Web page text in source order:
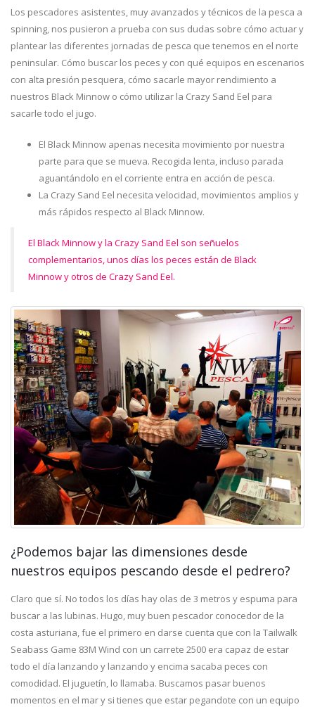
Los pescadores asistentes, muy avanzados y técnicos de la pesca a
spinning, nos pusieron a prueba con sus dudas sobre cómo actuar y
plantear las diferentes jornadas de pesca que tenemos en el norte
peninsular. Cómo buscar los peces y con qué equipos en escenarios
con alta presión pesquera, cómo sacarle mayor rendimiento a
nuestros Black Minnow o cómo utilizar la Crazy Sand Eel para
sacarle todo el jugo.
El Black Minnow apenas necesita movimiento por nuestra
parte para que se mueva. Recogida lenta, incluso parada
aguantándolo en el corriente entra en acción de pesca.
La Crazy Sand Eel necesita velocidad, movimientos amplios y
más rápidos respecto al Black Minnow.
El Black Minnow y la Crazy Sand Eel son señuelos
complementarios, unos días los peces están de Black
Minnow y otros de Crazy Sand Eel.
¿Podemos bajar las dimensiones desde
nuestros equipos pescando desde el pedrero?
Claro que sí. No todos los días hay olas de 3 metros y espuma para
buscar a las lubinas. Hugo, muy buen pescador conocedor de la
costa asturiana, fue el primero en darse cuenta que con la Tailwalk
Seabass Game 83M Wind con un carrete 2500 era capaz de estar
todo el día lanzando y lanzando y encima sacaba peces con
comodidad. El juguetín, lo llamaba. Buscamos pasar buenos
momentos en el mar y si tienes que estar pegandote con un equipo